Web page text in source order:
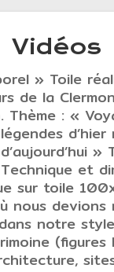
Vidéos
» Toile
de la
Thème : «
»
et
sur toile
nous devions
notre
(figures